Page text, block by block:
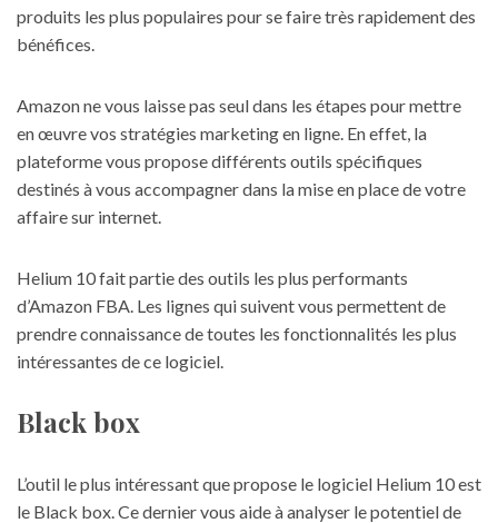
produits les plus populaires pour se faire très rapidement des
bénéfices.
Amazon ne vous laisse pas seul dans les étapes pour mettre
en œuvre vos stratégies marketing en ligne. En effet, la
plateforme vous propose différents outils spécifiques
destinés à vous accompagner dans la mise en place de votre
affaire sur internet.
Helium 10 fait partie des outils les plus performants
d’Amazon FBA. Les lignes qui suivent vous permettent de
prendre connaissance de toutes les fonctionnalités les plus
intéressantes de ce logiciel.
Black box
L’outil le plus intéressant que propose le logiciel Helium 10 est
le Black box. Ce dernier vous aide à analyser le potentiel de